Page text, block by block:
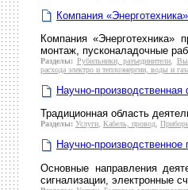
Компания «Энерготехника»
Компания «Энерготехника»
монтаж, пусконаладочные
Разделы: Рубильники, разъединители
расхода электро и теплоэнергии, воды и
Научно-
Традиционная область
Разделы: Услуги, Кабель, провод,
Научно-
Основные направления
сигнализации, электронные